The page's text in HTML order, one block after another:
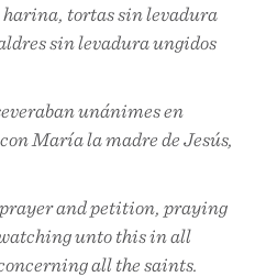
harina, tortas sin levadura
sin levadura ungidos
unánimes en
María la madre de Jesús,
and petition, praying
unto this in all
all the saints.